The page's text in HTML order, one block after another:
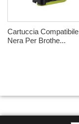
Cartuccia Compatibile
Nera Per Brothe...